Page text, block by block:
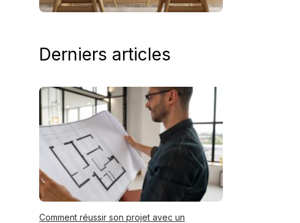
Derniers articles
Comment réussir son projet avec un